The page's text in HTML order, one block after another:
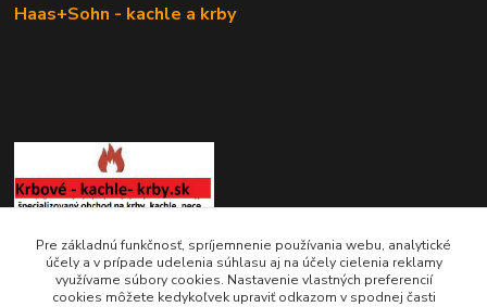
Haas+Sohn - kachle a krby
KRBOVÉ - KACHLE - KRBY.SK
0949 476 255
Pre základnú funkčnosť, spríjemnenie používania webu, analytické
účely a v prípade udelenia súhlasu aj na účely cielenia reklamy
využívame súbory cookies. Nastavenie vlastných preferencií
cookies môžete kedykoľvek upraviť odkazom v spodnej časti